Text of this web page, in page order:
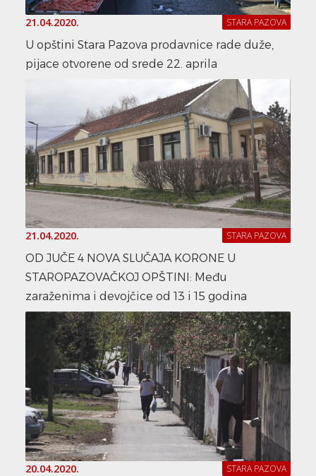
21.04.2020. STARA PAZOVA
U opštini Stara Pazova prodavnice rade duže,
pijace otvorene od srede 22. aprila
21.04.2020. STARA PAZOVA
OD JUČE 4 NOVA SLUČAJA KORONE U
STAROPAZOVAČKOJ OPŠTINI: Među
zaraženima i devojčice od 13 i 15 godina
20.04.2020. STARA PAZOVA